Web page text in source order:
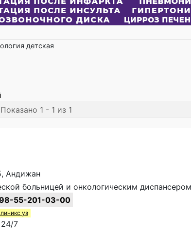
детская
Показано 1 - 1 из 1
Андижан
больницей и онкологическим диспансером
55-201-03-00
уз
24/7